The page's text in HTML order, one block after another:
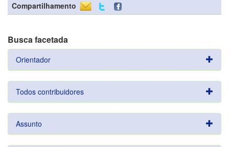
Compartilhamento
Busca facetada
Orientador
Todos contribuidores
Assunto